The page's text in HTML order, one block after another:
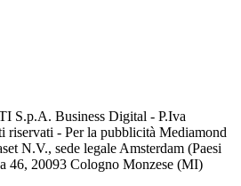
S.p.A. Business Digital - P.Iva
riservati - Per la pubblicità Mediamond
N.V., sede legale Amsterdam (Paesi
46, 20093 Cologno Monzese (MI)